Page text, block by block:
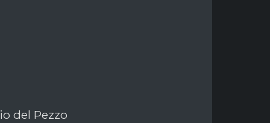
del Pezzo